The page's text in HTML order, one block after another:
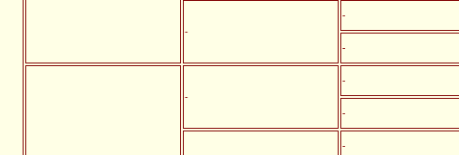
-
-
-
-
-
-
-